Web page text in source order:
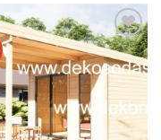
Mėgstamiausias